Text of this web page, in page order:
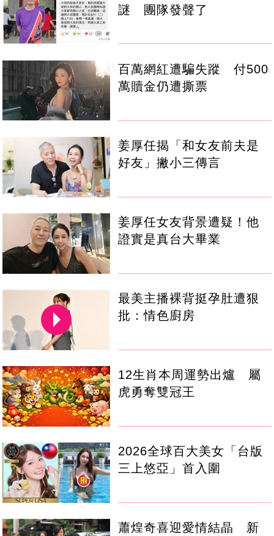
謎 團隊發聲了
百萬網紅遭騙失蹤 付500
萬贖金仍遭撕票
姜厚任揭「和女友前夫是
好友」撇小三傳言
姜厚任女友背景遭疑！他
證實是真台大畢業
最美主播裸背挺孕肚遭狠
批：情色廚房
12生肖本周運勢出爐 屬
虎勇奪雙冠王
2026全球百大美女「台版
三上悠亞」首入圍
蕭煌奇喜迎愛情結晶 新